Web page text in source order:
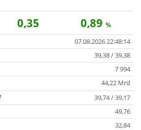
0,35 0,89 %
07.08.2026 22:48:14
39,38 / 39,38
7 994
44,22 Mrd
39,74 / 39,17
49,76
32,84